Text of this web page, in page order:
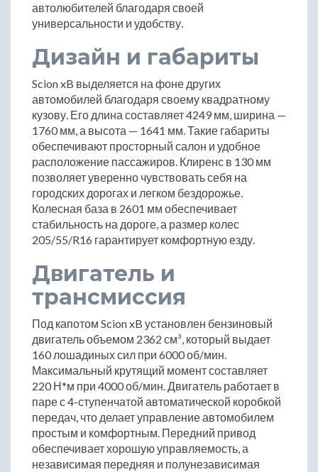
автолюбителей благодаря своей
универсальности и удобству.
Дизайн и габариты
Scion xB выделяется на фоне других
автомобилей благодаря своему квадратному
кузову. Его длина составляет 4249 мм, ширина —
1760 мм, а высота — 1641 мм. Такие габариты
обеспечивают просторный салон и удобное
расположение пассажиров. Клиренс в 130 мм
позволяет уверенно чувствовать себя на
городских дорогах и легком бездорожье.
Колесная база в 2601 мм обеспечивает
стабильность на дороге, а размер колес
205/55/R16 гарантирует комфортную езду.
Двигатель и
трансмиссия
Под капотом Scion xB установлен бензиновый
двигатель объемом 2362 см³, который выдает
160 лошадиных сил при 6000 об/мин.
Максимальный крутящий момент составляет
220 Н*м при 4000 об/мин. Двигатель работает в
паре с 4-ступенчатой автоматической коробкой
передач, что делает управление автомобилем
простым и комфортным. Передний привод
обеспечивает хорошую управляемость, а
независимая передняя и полунезависимая